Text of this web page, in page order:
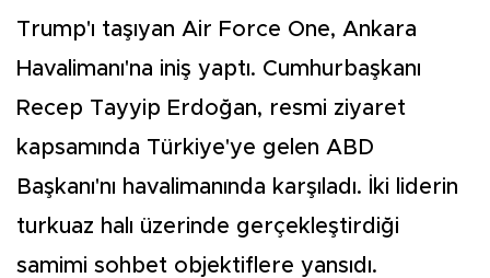
Trump'ı taşıyan Air Force One, Ankara
Havalimanı'na iniş yaptı. Cumhurbaşkanı
Recep Tayyip Erdoğan, resmi ziyaret
kapsamında Türkiye'ye gelen ABD
Başkanı'nı havalimanında karşıladı. İki liderin
turkuaz halı üzerinde gerçekleştirdiği
samimi sohbet objektiflere yansıdı.